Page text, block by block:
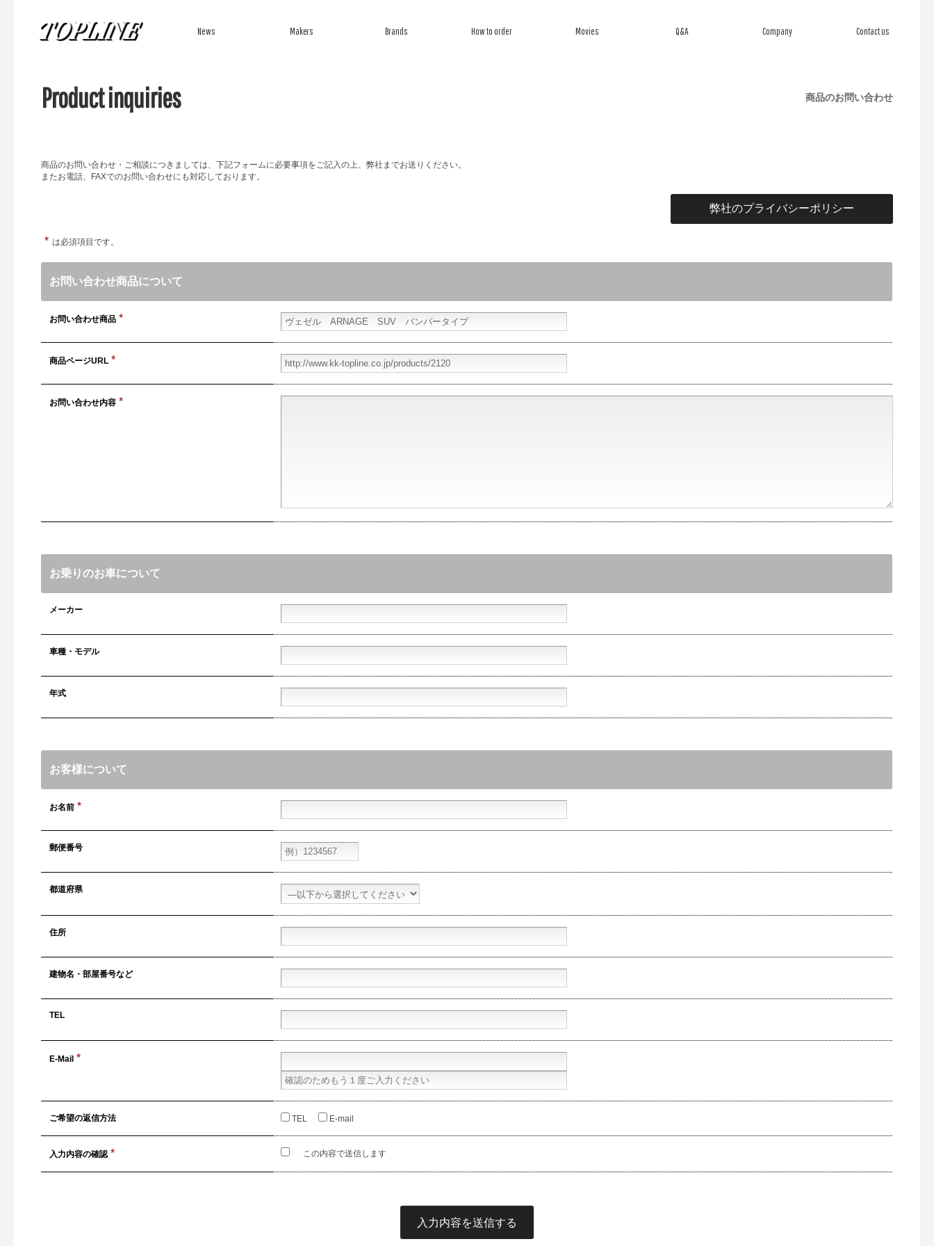
News Makers Brands How to order Movies Q&A Company Contact us
お問い合わせ
Product inquiries 商品のお問い合わせ
商品のお問い合わせ・ご相談につきましては、下記フォームに必要事項をご記入の上、弊社までお送りください。
またお電話、FAXでのお問い合わせにも対応しております。
弊社のプライバシーポリシー
* は必須項目です。
お問い合わせ商品について
お問い合わせ商品 *
商品ページURL *
お問い合わせ内容 *
お乗りのお車について
メーカー
車種・ モデル
年式
お客様について
お名前 *
郵便番号
都道府県
住所
建物名・ 部屋番号など
TEL
E-Mail *
ご希望の返信方法 TEL E-mail
入力内容の確認 * この内容で送信します